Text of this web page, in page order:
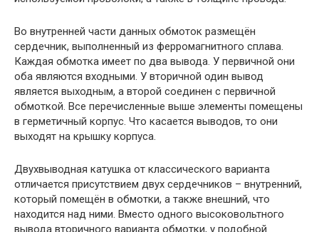
Во внутренней части данных обмоток размещён
сердечник, выполненный из ферромагнитного сплава.
Каждая обмотка имеет по два вывода. У первичной они
оба являются входными. У вторичной один вывод
является выходным, а второй соединен с первичной
обмоткой. Все перечисленные выше элементы помещены
в герметичный корпус. Что касается выводов, то они
выходят на крышку корпуса.
Двухвыводная катушка от классического варианта
отличается присутствием двух сердечников – внутренний,
который помещён в обмотки, а также внешний, что
находится над ними. Вместо одного высоковольтного
вывода вторичного варианта обмотки, у подобной